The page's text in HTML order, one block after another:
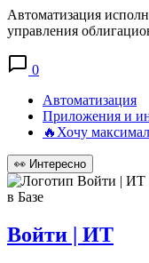
Автоматизация
управления
0
Автоматизация
Приложения и
🔥Хочу
👀 Интересно
в Базе
Войти | ИТ